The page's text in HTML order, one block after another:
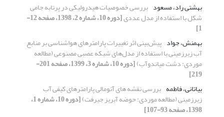
بهشتی راد، مسعود بررسی خصوصیات هیدرولیکی در پرتابه جامی
شکل با استفاده از مدل عددی [دوره 10، شماره 2، 1398، صفحه 12-
1]
بهمنش، جواد پیش‌بینی اثر تغییرات پارامترهای هواشناسی بر منابع
آب زیرزمینی با استفاده از مدل‌های شبکه عصبی مصنوعی (مطالعه
موردی: دشت میاندوآب) [دوره 10، شماره 3، 1399، صفحه 201-
219]
بیاتانی، فاطمه بررسی نقشه های آنومالی پارامترهای کیفی آب
زیرزمینی (مطالعه موردی: حوضه آبریز جیرفت) [دوره 10، شماره 1،
1398، صفحه 93-107]